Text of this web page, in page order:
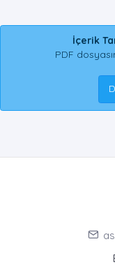
İçerik
PDF